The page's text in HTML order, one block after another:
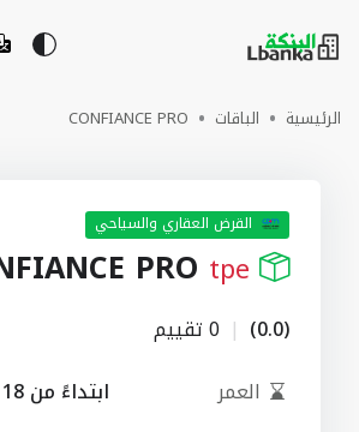
الرئيسية الباقات CONFIANCE PRO
القرض العقاري والسياحي
PRO tpe
(0.0)
| 0 تقييم
العمر
ابتداءً من 18 سنوات